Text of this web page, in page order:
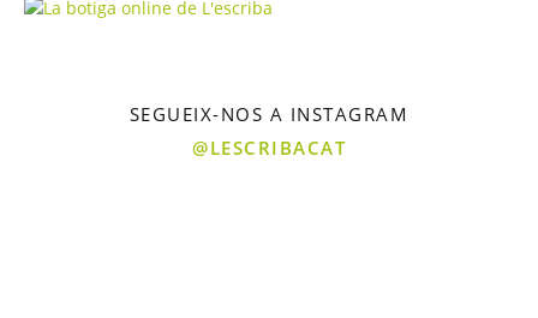
SEGUEIX-NOS A INSTAGRAM
@LESCRIBACAT